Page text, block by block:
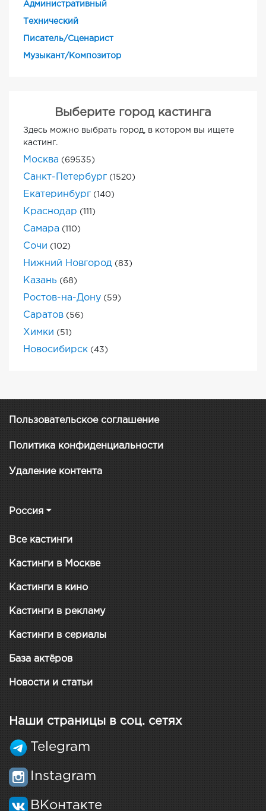
Административный
Технический
Писатель/Сценарист
Музыкант/Композитор
Выберите город кастинга
Здесь можно выбрать город, в котором вы ищете
кастинг.
Москва (69535)
Санкт-Петербург (1520)
Екатеринбург (140)
Краснодар (111)
Самара (110)
Сочи (102)
Нижний Новгород (83)
Казань (68)
Ростов-на-Дону (59)
Саратов (56)
Химки (51)
Новосибирск (43)
Пользовательское соглашение
Политика конфиденциальности
Удаление контента
Россия
Все кастинги
Кастинги в Москве
Кастинги в кино
Кастинги в рекламу
Кастинги в сериалы
База актёров
Новости и статьи
Наши страницы в соц. сетях
Telegram
Instagram
ВКонтакте